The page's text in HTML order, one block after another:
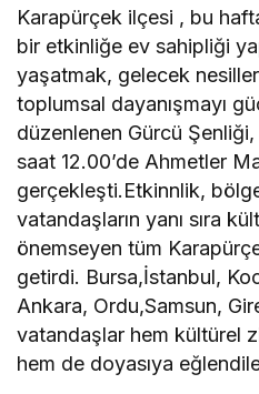
Karapürçek ilçesi , bu
bir etkinliğe ev sahipliği
yaşatmak, gelecek
toplumsal dayanışmayı
düzenlenen Gürcü
saat 12.00’de Ahmetler
gerçekleşti.Etkinnlik,
vatandaşların yanı sıra
önemseyen tüm
getirdi. Bursa,İstanbul,
Ankara, Ordu,Samsun,
vatandaşlar hem kültürel
hem de doyasıya